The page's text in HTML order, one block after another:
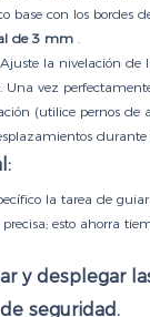
base con los bordes
de 3 mm .
la nivelación
Una vez
(utilice pernos de
durante
la tarea de
esto ahorra
y desplegar
seguridad.